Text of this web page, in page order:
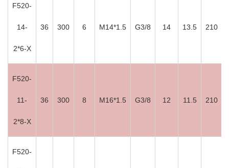
F520-
14-
2*6-X
36 300 6 M14*1.5 G3/8 14 13.5 210
F520-
11-
2*8-X
36 300 8 M16*1.5 G3/8 12 11.5 210
F520-